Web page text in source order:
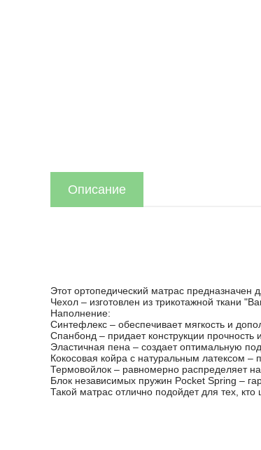
Описание
Этот ортопедический матрас предназначен
Чехол – изготовлен из трикотажной ткани
Наполнение:
Синтефлекс – обеспечивает мягкость и
Спанбонд – придает конструкции прочность
Эластичная пена – создает оптимальную
Кокосовая койра с натуральным латексом –
Термовойлок – равномерно распределяет
Блок независимых пружин Pocket Spring –
Такой матрас отлично подойдет для тех,